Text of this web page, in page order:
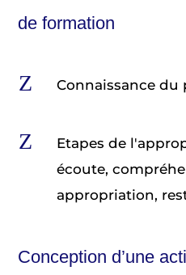
de formation
Z Connaissance du
Z
Etapes de
écoute,
appropriation,
Conception d’une